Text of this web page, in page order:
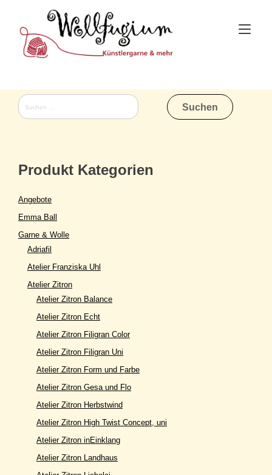
content
Suchen
nach:
Produkt Kategorien
Angebote
Emma Ball
Garne & Wolle
Adriafil
Atelier Franziska Uhl
Atelier Zitron
Atelier Zitron Balance
Atelier Zitron Echt
Atelier Zitron Filigran Color
Atelier Zitron Filigran Uni
Atelier Zitron Form und Farbe
Atelier Zitron Gesa und Flo
Atelier Zitron Herbstwind
Atelier Zitron High Twist Concept, uni
Atelier Zitron inEinklang
Atelier Zitron Landhaus